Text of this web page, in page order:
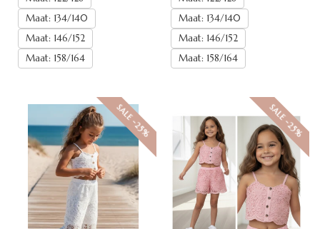
Maat: 134/140
Maat: 146/152
Maat: 158/164
Maat: 134/140
Maat: 146/152
Maat: 158/164
SALE -25% SALE -25%